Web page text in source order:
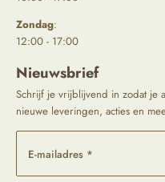
Zondag:
12:00 - 17:00
Nieuwsbrief
Schrijf je vrijblijvend in zodat je
nieuwe leveringen, acties en
E-mailadres *